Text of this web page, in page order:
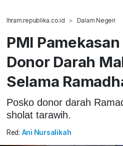
Ihram.republika.co.id Dalam Negeri
PMI
Donor Darah
Selama
Posko donor darah
sholat tarawih.
Red: Ani Nursalikah